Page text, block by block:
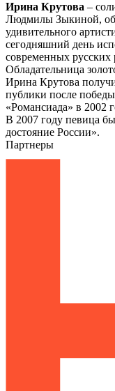
Ирина Крутова –
Людмилы Зыкиной,
удивительного
сегодняшний день
современных русских
Обладательница
Ирина Крутова
публики после
«Романсиада» в 2002
В 2007 году певица
достояние России».
Партнеры